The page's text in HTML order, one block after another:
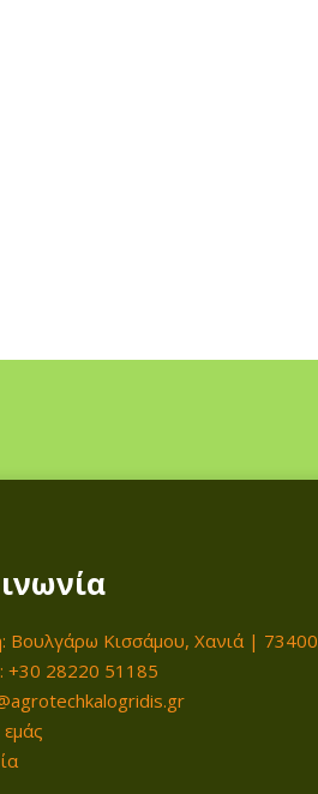
Βουλγάρω Κισσάμου, Χανιά | 73400
+30 28220 51185
εμάς